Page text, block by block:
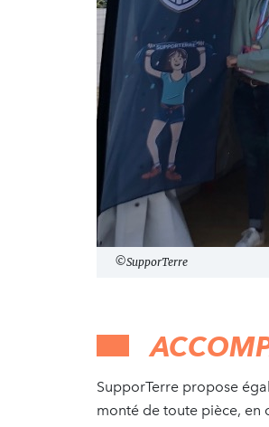
©SupporTerre
SupporTerre propose
monté de toute pièce, en